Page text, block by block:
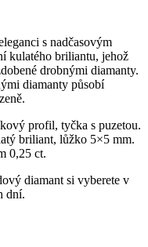
s nadčasovým
kulatého briliantu, jehož
drobnými diamanty.
diamanty působí
profil, tyčka s puzetou.
briliant, lůžko 5×5 mm.
0,25 ct.
diamant si vyberete v
dní.